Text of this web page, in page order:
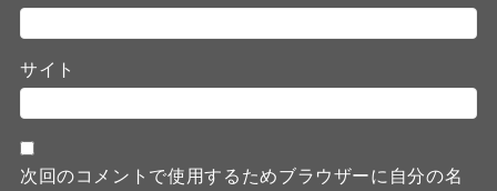
サイト
次回のコメントで使用するためブラウザーに自分の名